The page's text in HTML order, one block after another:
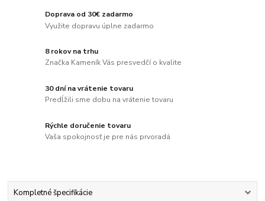
Doprava od 30€ zadarmo
Využite dopravu úplne zadarmo
8 rokov na trhu
Značka Kameník Vás presvedčí o kvalite
30 dní na vrátenie tovaru
Predĺžili sme dobu na vrátenie tovaru
Rýchle doručenie tovaru
Vaša spokojnosť je pre nás prvoradá
Kompletné špecifikácie